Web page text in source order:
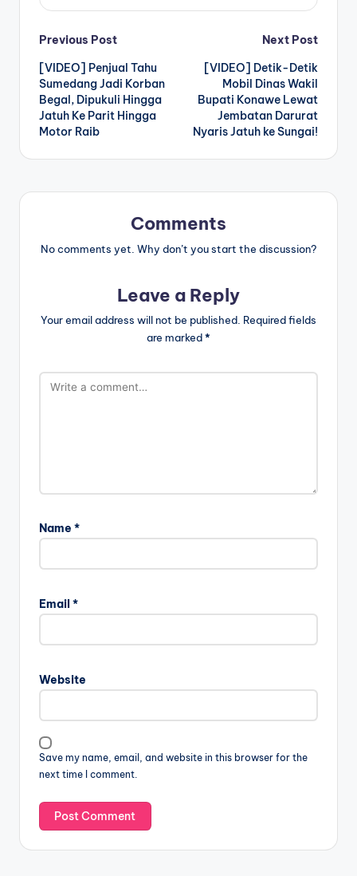
Post
navigation
Previous Post
[VIDEO] Penjual Tahu
Sumedang Jadi Korban
Begal, Dipukuli Hingga
Jatuh Ke Parit Hingga
Motor Raib
Next Post
[VIDEO] Detik-Detik
Mobil Dinas Wakil
Bupati Konawe Lewat
Jembatan Darurat
Nyaris Jatuh ke Sungai!
Comments
No comments yet. Why don’t you start the discussion?
Leave a Reply
Your email address will not be published. Required fields
are marked*
Name *
Email *
Website
Save my name, email, and website in this browser for the
next time I comment.